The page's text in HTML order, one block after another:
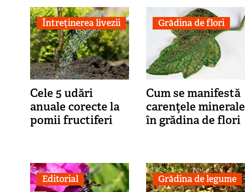
Întreținerea livezii
Cele 5 udări
anuale corecte la
pomii fructiferi
Grădina de flori
Cum se manifestă
carenţele minerale
în grădina de flori
Editorial Grădina de legume